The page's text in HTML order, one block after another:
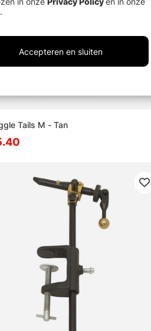
Tails M - Tan
.
Accepteren en sluiten